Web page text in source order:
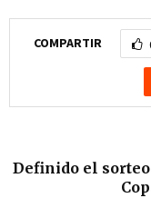
t
COMPARTIR
Definido el